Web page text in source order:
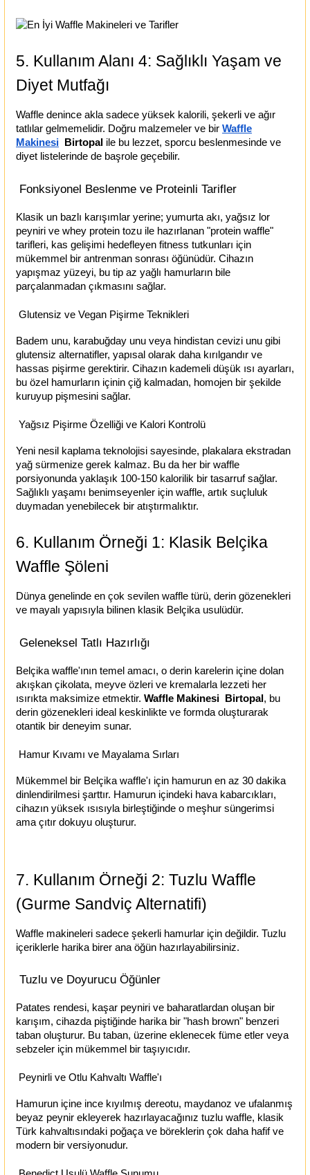
5. Kullanım Alanı 4: Sağlıklı Yaşam ve
Diyet Mutfağı
Waffle denince akla sadece yüksek kalorili, şekerli ve ağır
tatlılar gelmemelidir. Doğru malzemeler ve bir Waffle
Makinesi Birtopal ile bu lezzet, sporcu beslenmesinde ve
diyet listelerinde de başrole geçebilir.
Fonksiyonel Beslenme ve Proteinli Tarifler
Klasik un bazlı karışımlar yerine; yumurta akı, yağsız lor
peyniri ve whey protein tozu ile hazırlanan "protein waffle"
tarifleri, kas gelişimi hedefleyen fitness tutkunları için
mükemmel bir antrenman sonrası öğünüdür. Cihazın
yapışmaz yüzeyi, bu tip az yağlı hamurların bile
parçalanmadan çıkmasını sağlar.
Glutensiz ve Vegan Pişirme Teknikleri
Badem unu, karabuğday unu veya hindistan cevizi unu gibi
glutensiz alternatifler, yapısal olarak daha kırılgandır ve
hassas pişirme gerektirir. Cihazın kademeli düşük ısı ayarları,
bu özel hamurların içinin çiğ kalmadan, homojen bir şekilde
kuruyup pişmesini sağlar.
Yağsız Pişirme Özelliği ve Kalori Kontrolü
Yeni nesil kaplama teknolojisi sayesinde, plakalara ekstradan
yağ sürmenize gerek kalmaz. Bu da her bir waffle
porsiyonunda yaklaşık 100-150 kalorilik bir tasarruf sağlar.
Sağlıklı yaşamı benimseyenler için waffle, artık suçluluk
duymadan yenebilecek bir atıştırmalıktır.
6. Kullanım Örneği 1: Klasik Belçika
Waffle Şöleni
Dünya genelinde en çok sevilen waffle türü, derin gözenekleri
ve mayalı yapısıyla bilinen klasik Belçika usulüdür.
Geleneksel Tatlı Hazırlığı
Belçika waffle'ının temel amacı, o derin karelerin içine dolan
akışkan çikolata, meyve özleri ve kremalarla lezzeti her
ısırıkta maksimize etmektir. Waffle Makinesi Birtopal, bu
derin gözenekleri ideal keskinlikte ve formda oluşturarak
otantik bir deneyim sunar.
Hamur Kıvamı ve Mayalama Sırları
Mükemmel bir Belçika waffle'ı için hamurun en az 30 dakika
dinlendirilmesi şarttır. Hamurun içindeki hava kabarcıkları,
cihazın yüksek ısısıyla birleştiğinde o meşhur süngerimsi
ama çıtır dokuyu oluşturur.
7. Kullanım Örneği 2: Tuzlu Waffle
(Gurme Sandviç Alternatifi)
Waffle makineleri sadece şekerli hamurlar için değildir. Tuzlu
içeriklerle harika birer ana öğün hazırlayabilirsiniz.
Tuzlu ve Doyurucu Öğünler
Patates rendesi, kaşar peyniri ve baharatlardan oluşan bir
karışım, cihazda piştiğinde harika bir "hash brown" benzeri
taban oluşturur. Bu taban, üzerine eklenecek füme etler veya
sebzeler için mükemmel bir taşıyıcıdır.
Peynirli ve Otlu Kahvaltı Waffle'ı
Hamurun içine ince kıyılmış dereotu, maydanoz ve ufalanmış
beyaz peynir ekleyerek hazırlayacağınız tuzlu waffle, klasik
Türk kahvaltısındaki poğaça ve böreklerin çok daha hafif ve
modern bir versiyonudur.